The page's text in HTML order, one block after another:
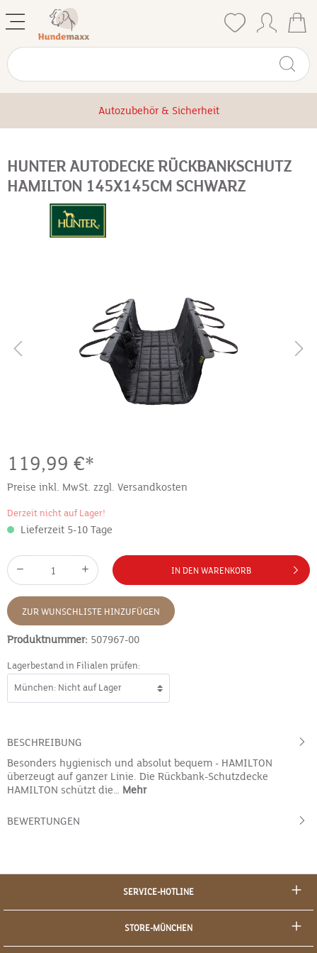
Autozubehör & Sicherheit
HUNTER AUTODECKE RÜCKBANKSCHUTZ
HAMILTON 145X145CM SCHWARZ
119,99 €*
Preise inkl. MwSt. zzgl. Versandkosten
Derzeit nicht auf Lager!
Lieferzeit 5-10 Tage
IN DEN WARENKORB
ZUR WUNSCHLISTE HINZUFÜGEN
Produktnummer: 507967-00
Lagerbestand in Filialen prüfen:
BESCHREIBUNG
Besonders hygienisch und absolut bequem - HAMILTON
überzeugt auf ganzer Linie. Die Rückbank-Schutzdecke
HAMILTON schützt die… Mehr
BEWERTUNGEN
SERVICE-HOTLINE
STORE-MÜNCHEN